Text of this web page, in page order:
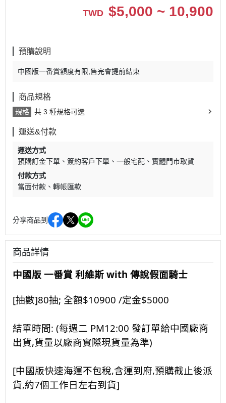
TWD $5,000 ~ 10,900
預購說明
中國版一番賞額度有限,售完會提前結束
商品規格
規格 共 3 種規格可選
運送&付款
運送方式
預購訂金下單
簽約客戶下單 一般宅配
實體門市取貨
付款方式
當面付款
轉帳匯款
分享商品到
商品詳情
中國版 一番賞 利維斯 with 傳說假面騎士
[抽數]80抽; 全額$10900 /定金$5000
結單時間: (每週二 PM12:00 發訂單給中國廠商
出貨,貨量以廠商實際現貨量為準)
[中國版快速海運不包稅,含運到府,預購截止後派
貨,約7個工作日左右到貨]